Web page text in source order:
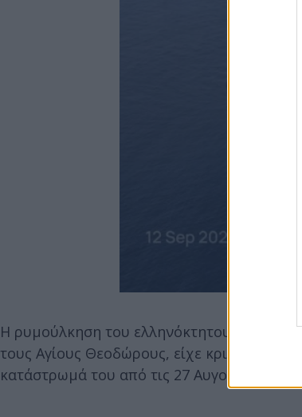
Η ρυμούλκηση του ελληνόκτητου τάνκερ,
τους Αγίους Θεοδώρους, είχε κριθεί προς
κατάστρωμά του από τις 27 Αυγούστου